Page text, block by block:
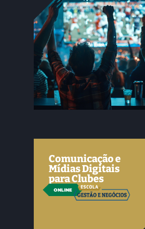
Comunicação e
Mídias Digitais
para Clubes
ONLINE